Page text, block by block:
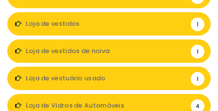
Loja de vestidos 1
Loja de vestidos de noiva 1
Loja de vestuário usado 1
Loja de Vidros de Automóveis 4